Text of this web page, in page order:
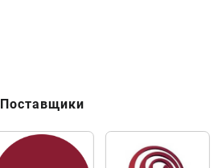
Поставщики